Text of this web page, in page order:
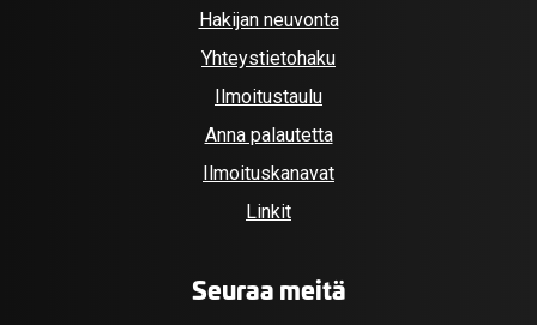
Hakijan neuvonta
Yhteystietohaku
Ilmoitustaulu
Anna palautetta
Ilmoituskanavat
Linkit
Seuraa meitä